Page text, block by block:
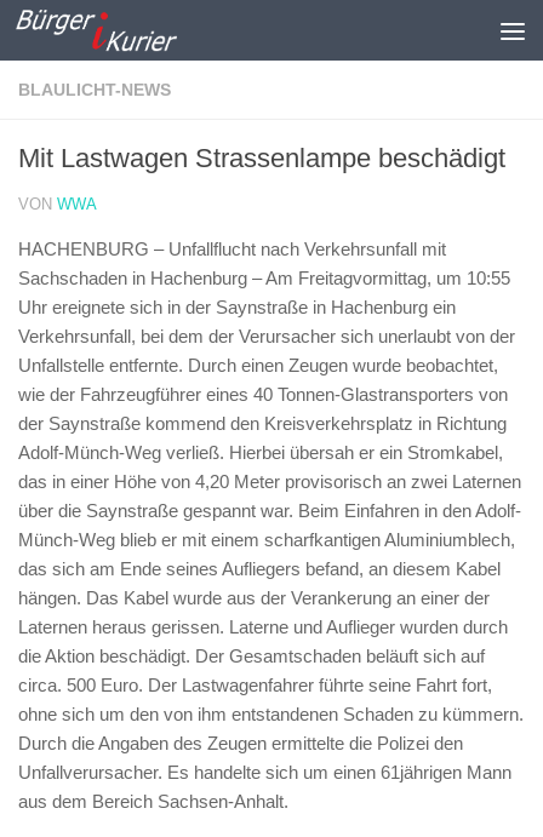
Zum Inhalt springen
BLAULICHT-NEWS
Mit Lastwagen Strassenlampe beschädigt
VON WWA
HACHENBURG – Unfallflucht nach Verkehrsunfall mit
Sachschaden in Hachenburg –Am Freitagvormittag, um 10:55
Uhr ereignete sich in der Saynstraße in Hachenburg ein
Verkehrsunfall, bei dem der Verursacher sich unerlaubt von der
Unfallstelle entfernte. Durch einen Zeugen wurde beobachtet,
wie der Fahrzeugführer eines 40 Tonnen-Glastransporters von
der Saynstraße kommend den Kreisverkehrsplatz in Richtung
Adolf-Münch-Weg verließ. Hierbei übersah er ein Stromkabel,
das in einer Höhe von 4,20 Meter provisorisch an zwei Laternen
über die Saynstraße gespannt war. Beim Einfahren in den Adolf-
Münch-Weg blieb er mit einem scharfkantigen Aluminiumblech,
das sich am Ende seines Aufliegers befand, an diesem Kabel
hängen. Das Kabel wurde aus der Verankerung an einer der
Laternen heraus gerissen. Laterne und Auflieger wurden durch
die Aktion beschädigt. Der Gesamtschaden beläuft sich auf
circa. 500 Euro. Der Lastwagenfahrer führte seine Fahrt fort,
ohne sich um den von ihm entstandenen Schaden zu kümmern.
Durch die Angaben des Zeugen ermittelte die Polizei den
Unfallverursacher. Es handelte sich um einen 61jährigen Mann
aus dem Bereich Sachsen-Anhalt.